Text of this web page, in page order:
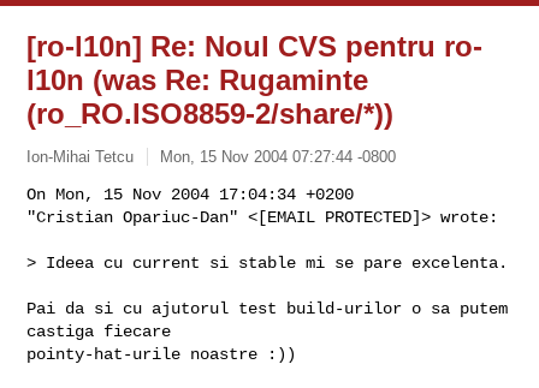
[ro-l10n] Re: Noul CVS pentru ro-
l10n (was Re: Rugaminte
(ro_RO.ISO8859-2/share/*))
Ion-Mihai Tetcu Mon, 15 Nov 2004 07:27:44 -0800
On Mon, 15 Nov 2004 17:04:34 +0200
"Cristian Opariuc-Dan" <[EMAIL PROTECTED]> wrote:
> Ideea cu current si stable mi se pare excelenta.
Pai da si cu ajutorul test build-urilor o sa putem
castiga fiecare
pointy-hat-urile noastre :))